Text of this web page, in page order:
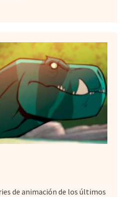
de animación de los últimos